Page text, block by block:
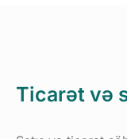
Ticarət və